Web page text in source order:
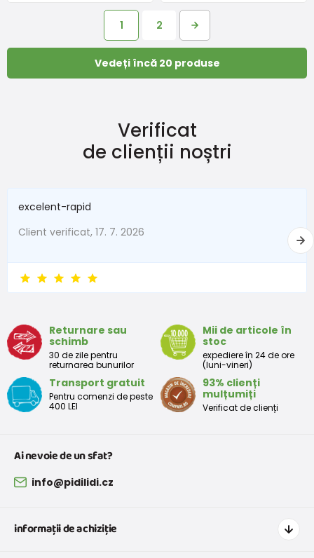
1 2
Vedeți încă 20 produse
Verificat
de clienții noștri
excelent-rapid
Client verificat, 17. 7. 2026
Returnare sau
schimb
30 de zile pentru
returnarea bunurilor
Mii de articole în
stoc
expediere în 24 de ore
(luni-vineri)
Transport gratuit
Pentru comenzi de peste
400 LEI
93% clienți
mulțumiți
Verificat de clienți
Ai nevoie de un sfat?
info@pidilidi.cz
informații de achiziție